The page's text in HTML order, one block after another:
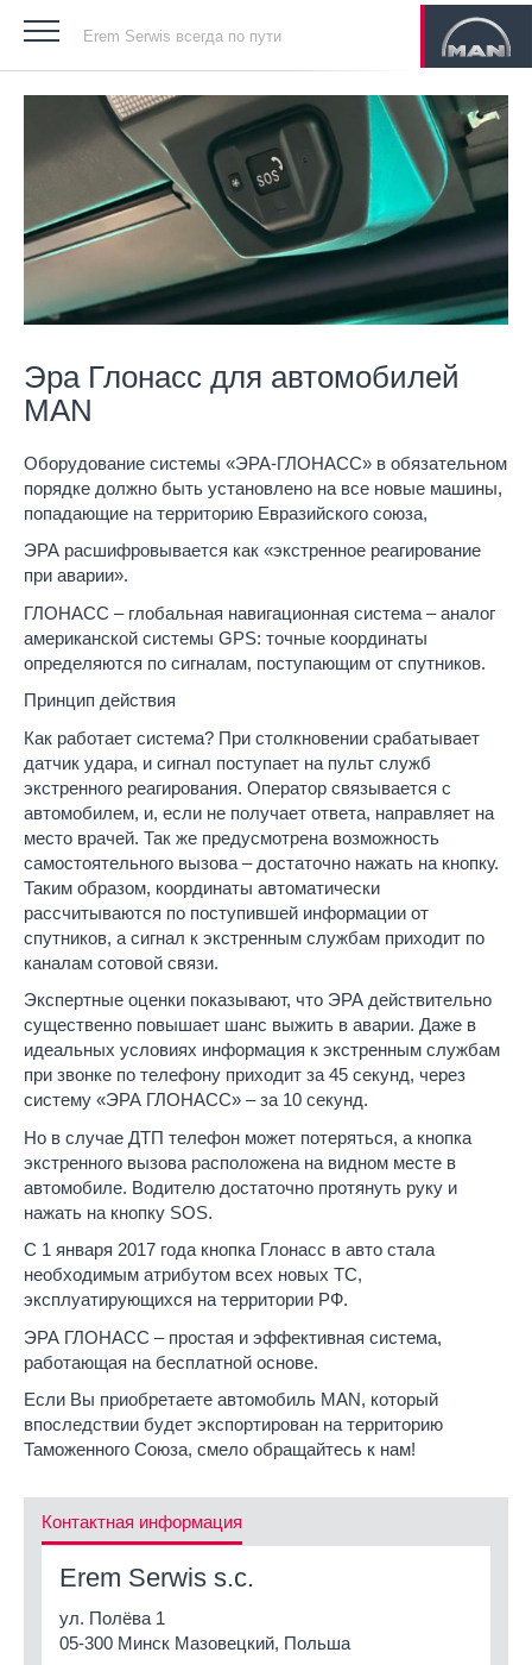
Erem Serwis всегда по пути
Эра Глонасс для автомобилей
MAN
Оборудование системы «ЭРА-ГЛОНАСС» в обязательном
порядке должно быть установлено на все новые машины,
попадающие на территорию Евразийского союза,
ЭРА расшифровывается как «экстренное реагирование
при аварии».
ГЛОНАСС – глобальная навигационная система – аналог
американской системы GPS: точные координаты
определяются по сигналам, поступающим от спутников.
Принцип действия
Как работает система? При столкновении срабатывает
датчик удара, и сигнал поступает на пульт служб
экстренного реагирования. Оператор связывается с
автомобилем, и, если не получает ответа, направляет на
место врачей. Так же предусмотрена возможность
самостоятельного вызова – достаточно нажать на кнопку.
Таким образом, координаты автоматически
рассчитываются по поступившей информации от
спутников, а сигнал к экстренным службам приходит по
каналам сотовой связи.
Экспертные оценки показывают, что ЭРА действительно
существенно повышает шанс выжить в аварии. Даже в
идеальных условиях информация к экстренным службам
при звонке по телефону приходит за 45 секунд, через
систему «ЭРА ГЛОНАСС» – за 10 секунд.
Но в случае ДТП телефон может потеряться, а кнопка
экстренного вызова расположена на видном месте в
автомобиле. Водителю достаточно протянуть руку и
нажать на кнопку SOS.
С 1 января 2017 года кнопка Глонасс в авто стала
необходимым атрибутом всех новых ТС,
эксплуатирующихся на территории РФ.
ЭРА ГЛОНАСС – простая и эффективная система,
работающая на бесплатной основе.
Если Вы приобретаете автомобиль MAN, который
впоследствии будет экспортирован на территорию
Таможенного Союза, смело обращайтесь к нам!
Контактная информация
Erem Serwis s.c.
ул. Полёва 1
05-300 Минск Мазовецкий, Польша